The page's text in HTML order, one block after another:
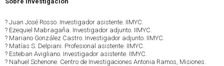
? Juan José Rosso. Investigador asistente. IIMYC.
? Ezequiel Mabragaña. Investigador adjunto. IIMYC.
? Mariano González Castro. Investigador adjunto. IIMYC.
? Matías S. Delpiani. Profesional asistente. IIMYC.
? Esteban Avigliano. Investigador asistente. IIMYC.
? Nahuel Schenone. Centro de Investigaciones Antonia Ramos, Misiones.